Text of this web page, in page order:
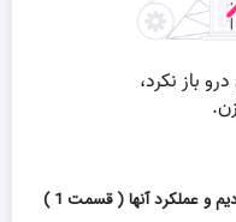
و عملکرد آنها ( قسمت 1 )